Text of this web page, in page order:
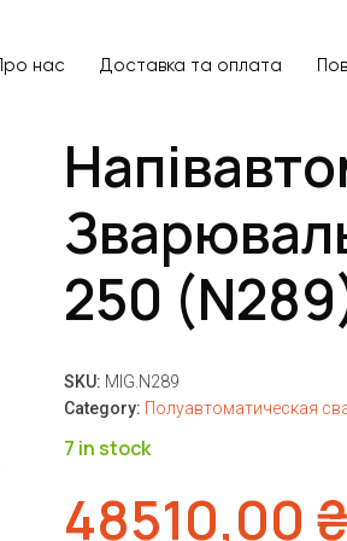
Про нас Доставка та оплата
250
SKU: MIG.N289
Category: Полуавтоматическая
7 in stock
48510,00 ₴